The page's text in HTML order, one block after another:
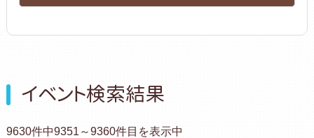
イベント検索結果
9630件中9351～9360件目を表示中